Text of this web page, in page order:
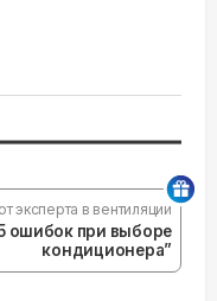
эксперта в вентиляции
ошибок при выборе
кондиционера”